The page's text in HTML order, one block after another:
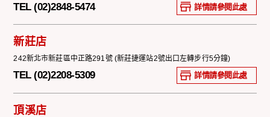
TEL (02)2848-5474 詳情請參閱此處
新莊店
242新北市新莊區中正路291號 (新莊捷運站2號出口左轉步行5分鐘)
TEL (02)2208-5309 詳情請參閱此處
頂溪店